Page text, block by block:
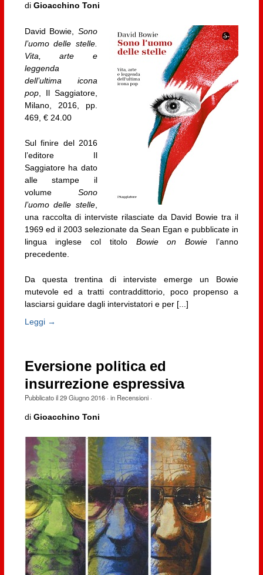
di Gioacchino Toni
David Bowie,Sono
l’uomo delle stelle.
Vita, arte e
leggenda
dell’ultima icona
pop, Il Saggiatore,
Milano, 2016, pp.
469, € 24.00
Sul finire del 2016
l’editore Il
Saggiatore ha dato
alle stampe il
volumeSono
l’uomo delle stelle
una raccolta di interviste rilasciate da David Bowie tra il
1969 ed il 2003 selezionate da Sean Egan e pubblicate in
lingua inglese col titolo Bowie on Bowie l’anno
precedente.
Da questa trentina di interviste emerge un Bowie
mutevole ed a tratti contraddittorio, poco propenso a
lasciarsi guidare dagli intervistatori e per [...]
Leggi →
Eversione politica ed
insurrezione espressiva
Pubblicato il29 Giugno 2016· in Recensioni·
di Gioacchino Toni